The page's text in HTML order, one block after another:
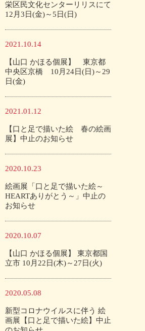
栄区民文化センターリリスにて
12月3日(金)～5日(日)
2021.10.14
【山口 かほる個展】 東京都
中央区京橋 10月24日(日)～29
日(金)
2021.01.12
【口と足で描いた絵 春の絵画
展】中止のお知らせ
2020.10.23
絵画展「口と足で描いた絵～
HEARTありがとう～」中止の
お知らせ
2020.10.07
【山口 かほる個展】 東京都国
立市 10月22日(木)～27日(火)
2020.05.08
新型コロナウイルスに伴う 絵
画展【口と足で描いた絵】中止